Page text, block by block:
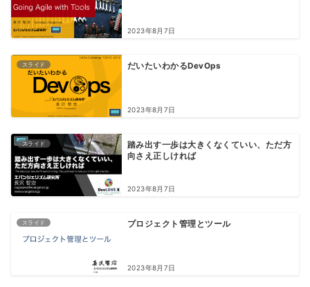
2023年8月7日
スライド だいたいわかるDevOps
2023年8月7日
スライド
踏み出す一歩は大きくなくていい、 ただ方
向さえ正しければ
2023年8月7日
スライド プロジェクト管理とツール
2023年8月7日